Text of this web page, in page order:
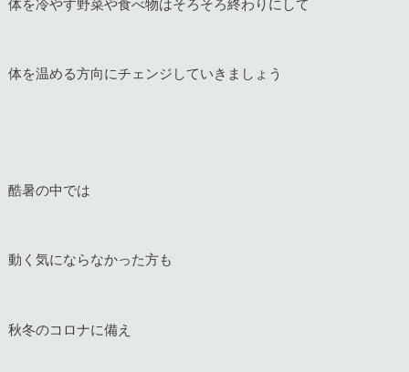
体を冷やす野菜や食べ物はそろそろ終わりにして
体を温める方向にチェンジしていきましょう
酷暑の中では
動く気にならなかった方も
秋冬のコロナに備え